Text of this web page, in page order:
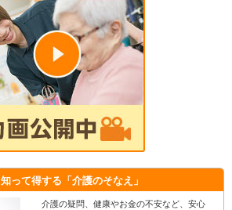
知って得する 「介護のそなえ」
介護の疑問、健康やお金の不安など、安心